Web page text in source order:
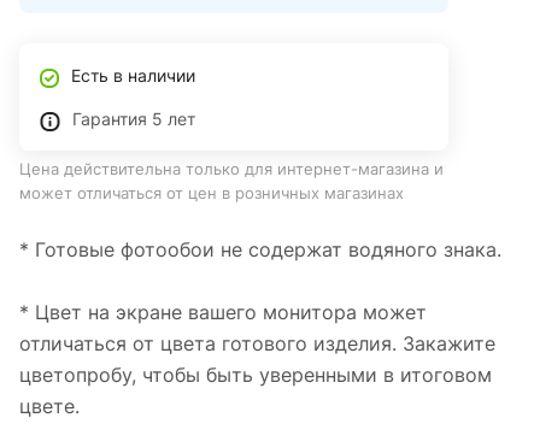
Есть в наличии
Гарантия 5 лет
Цена действительна только для интернет-магазина и
может отличаться от цен в розничных магазинах
* Готовые фотообои не содержат водяного знака.
* Цвет на экране вашего монитора может
отличаться от цвета готового изделия. Закажите
цветопробу, чтобы быть уверенными в итоговом
цвете.